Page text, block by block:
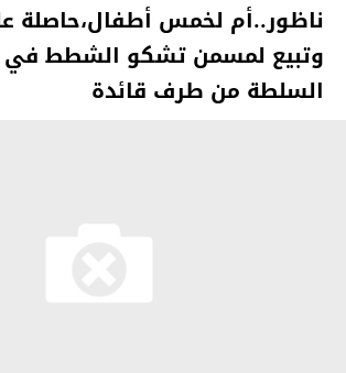
ناظور..أم لخمس أطفال،حاصلة
وتبيع لمسمن تشكو الشطط في
السلطة من طرف قائدة